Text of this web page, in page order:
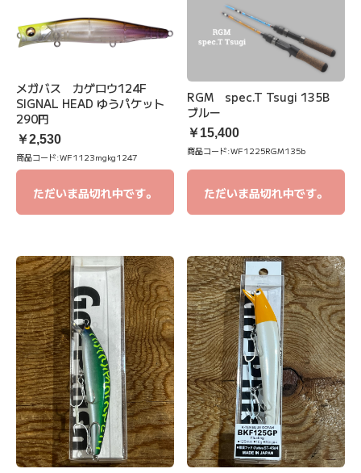
メガバス カゲロウ124F
SIGNAL HEAD ゆうパケット
290円
￥2,530
商品コード:WF1123mgkg1247
ただいま品切れ中です。
RGM spec.T Tsugi 135B
ブルー
￥15,400
商品コード:WF1225RGM135b
ただいま品切れ中です。